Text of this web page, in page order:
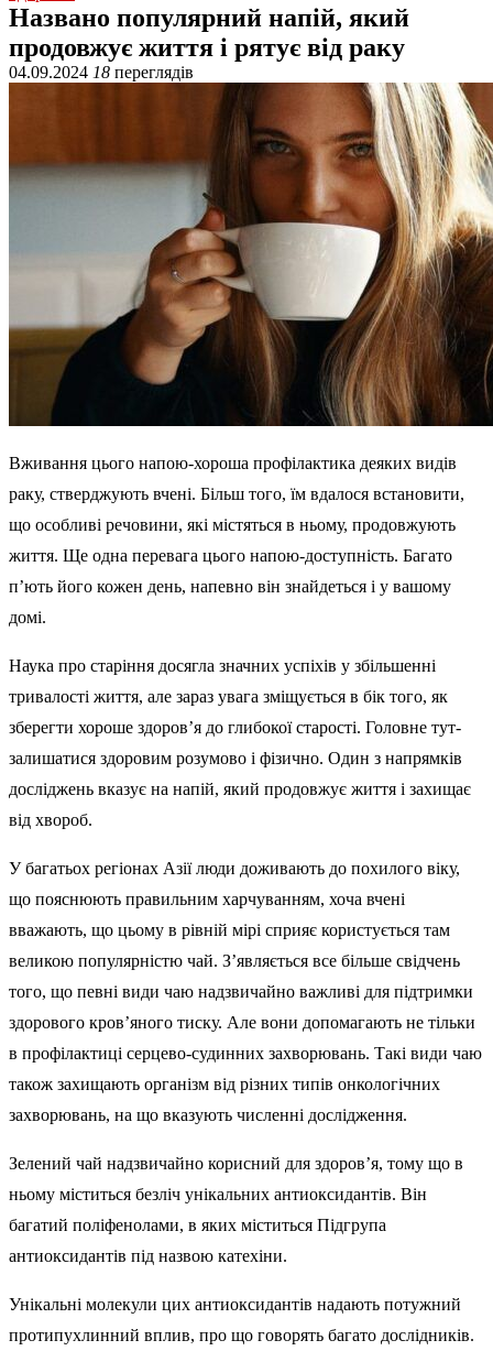
Названо популярний напій, який
продовжує життя і рятує від раку
04.09.2024 18 переглядів
Вживання цього напою-хороша профілактика деяких видів
раку, стверджують вчені. Більш того, їм вдалося встановити,
що особливі речовини, які містяться в ньому, продовжують
життя. Ще одна перевага цього напою-доступність. Багато
п’ють його кожен день, напевно він знайдеться і у вашому
домі.
Наука про старіння досягла значних успіхів у збільшенні
тривалості життя, але зараз увага зміщується в бік того, як
зберегти хороше здоров’я до глибокої старості. Головне тут-
залишатися здоровим розумово і фізично. Один з напрямків
досліджень вказує на напій, який продовжує життя і захищає
від хвороб.
У багатьох регіонах Азії люди доживають до похилого віку,
що пояснюють правильним харчуванням, хоча вчені
вважають, що цьому в рівній мірі сприяє користується там
великою популярністю чай. З’являється все більше свідчень
того, що певні види чаю надзвичайно важливі для підтримки
здорового кров’яного тиску. Але вони допомагають не тільки
в профілактиці серцево-судинних захворювань. Такі види чаю
також захищають організм від різних типів онкологічних
захворювань, на що вказують численні дослідження.
Зелений чай надзвичайно корисний для здоров’я, тому що в
ньому міститься безліч унікальних антиоксидантів. Він
багатий поліфенолами, в яких міститься Підгрупа
антиоксидантів під назвою катехіни.
Унікальні молекули цих антиоксидантів надають потужний
протипухлинний вплив, про що говорять багато дослідників.